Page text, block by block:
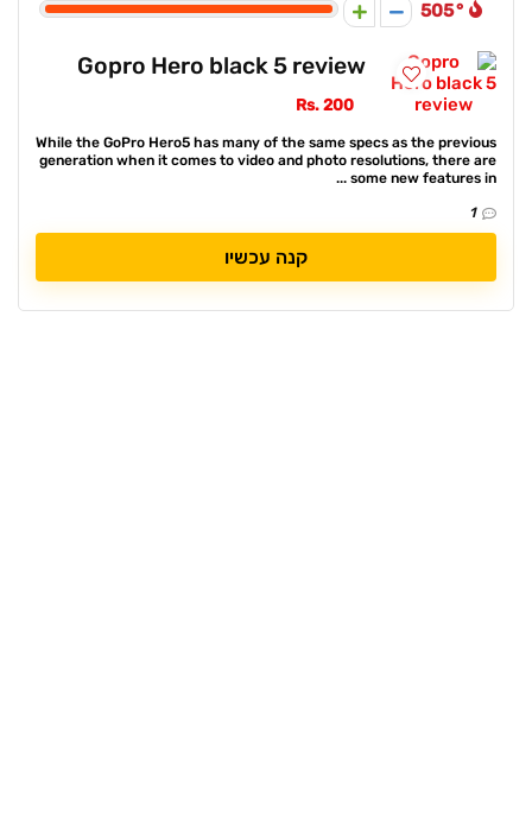
Gopro Hero black 5 review
Rs. 200
While the GoPro Hero5 has many of the same specs as the previous
generation when it comes to video and photo resolutions, there are
some new features in ...
1
קנה עכשיו